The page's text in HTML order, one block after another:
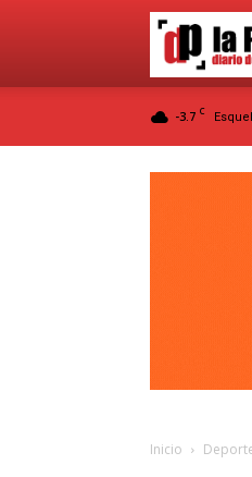
-3.7 C Esquel
Inicio